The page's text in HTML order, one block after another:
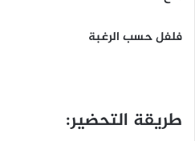
فلفل حسب الرغبة
طريقة التحضير: